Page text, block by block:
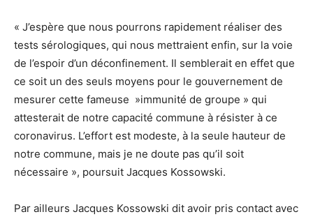
« J’espère que nous pourrons rapidement réaliser des
tests sérologiques, qui nous mettraient enfin, sur la voie
de l’espoir d’un déconfinement. Il semblerait en effet que
ce soit un des seuls moyens pour le gouvernement de
mesurer cette fameuse »immunité de groupe » qui
attesterait de notre capacité commune à résister à ce
coronavirus. L’effort est modeste, à la seule hauteur de
notre commune, mais je ne doute pas qu’il soit
nécessaire », poursuit Jacques Kossowski.
Par ailleurs Jacques Kossowski dit avoir pris contact avec